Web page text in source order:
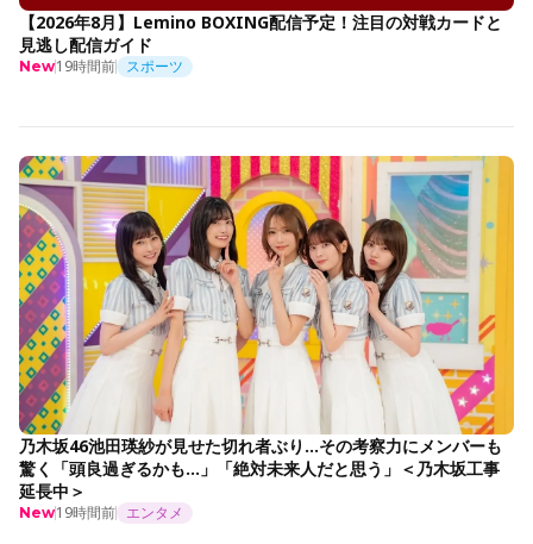
【2026年8月】Lemino BOXING配信予定！注目の対戦カードと
見逃し配信ガイド
New19時間前 スポーツ
乃木坂46池田瑛紗が見せた切れ者ぶり…その考察力にメンバーも
驚く「頭良過ぎるかも…」「絶対未来人だと思う」＜乃木坂工事
延長中＞
New19時間前 エンタメ